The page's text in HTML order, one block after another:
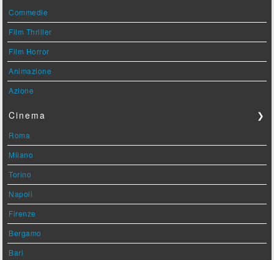
Commedie
Film Thriller
Film Horror
Animazione
Azione
Cinema ❯
Roma
Milano
Torino
Napoli
Firenze
Bergamo
Bari